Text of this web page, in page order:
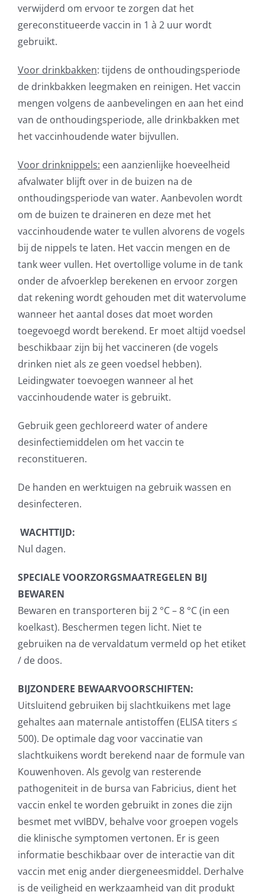
verwijderd om ervoor te zorgen dat het
gereconstitueerde vaccin in 1 à 2 uur wordt
gebruikt.
Voor drinkbakken: tijdens de onthoudingsperiode
de drinkbakken leegmaken en reinigen. Het vaccin
mengen volgens de aanbevelingen en aan het eind
van de onthoudingsperiode, alle drinkbakken met
het vaccinhoudende water bijvullen.
Voor drinknippels: een aanzienlijke hoeveelheid
afvalwater blijft over in de buizen na de
onthoudingsperiode van water. Aanbevolen wordt
om de buizen te draineren en deze met het
vaccinhoudende water te vullen alvorens de vogels
bij de nippels te laten. Het vaccin mengen en de
tank weer vullen. Het overtollige volume in de tank
onder de afvoerklep berekenen en ervoor zorgen
dat rekening wordt gehouden met dit watervolume
wanneer het aantal doses dat moet worden
toegevoegd wordt berekend. Er moet altijd voedsel
beschikbaar zijn bij het vaccineren (de vogels
drinken niet als ze geen voedsel hebben).
Leidingwater toevoegen wanneer al het
vaccinhoudende water is gebruikt.
Gebruik geen gechloreerd water of andere
desinfectiemiddelen om het vaccin te
reconstitueren.
De handen en werktuigen na gebruik wassen en
desinfecteren.
WACHTTIJD:
Nul dagen.
SPECIALE VOORZORGSMAATREGELEN BIJ
BEWAREN
Bewaren en transporteren bij 2 °C – 8 °C (in een
koelkast). Beschermen tegen licht. Niet te
gebruiken na de vervaldatum vermeld op het etiket
/ de doos.
BIJZONDERE BEWAARVOORSCHIFTEN:
Uitsluitend gebruiken bij slachtkuikens met lage
gehaltes aan maternale antistoffen (ELISA titers ≤
500). De optimale dag voor vaccinatie van
slachtkuikens wordt berekend naar de formule van
Kouwenhoven. Als gevolg van resterende
pathogeniteit in de bursa van Fabricius, dient het
vaccin enkel te worden gebruikt in zones die zijn
besmet met vvIBDV, behalve voor groepen vogels
die klinische symptomen vertonen. Er is geen
informatie beschikbaar over de interactie van dit
vaccin met enig ander diergeneesmiddel. Derhalve
is de veiligheid en werkzaamheid van dit produkt